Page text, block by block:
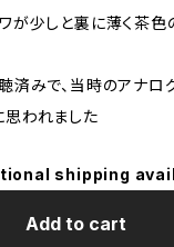
が少しと裏に薄く茶色
済みで、当時のアナロ
われました
shipping
Add to cart